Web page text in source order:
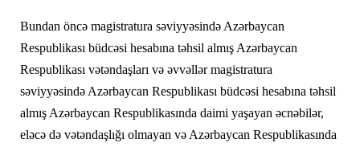
Bundan öncə magistratura səviyyəsində Azərbaycan
Respublikası büdcəsi hesabına təhsil almış Azərbaycan
Respublikası vətəndaşları və əvvəllər magistratura
səviyyəsində Azərbaycan Respublikası büdcəsi hesabına təhsil
almış Azərbaycan Respublikasında daimi yaşayan əcnəbilər,
eləcə də vətəndaşlığı olmayan və Azərbaycan Respublikasında